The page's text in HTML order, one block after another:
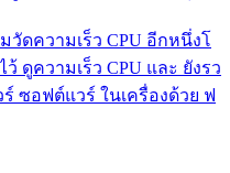
วัดความเร็ว CPU อีกหนึ่งโ
ดูความเร็ว CPU และ ยังรว
ซอฟต์แวร์ ในเครื่องด้วย ฟ